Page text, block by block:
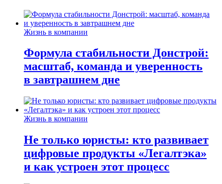
Жизнь в компании
Формула стабильности Донстрой:
масштаб, команда и уверенность
в завтрашнем дне
Жизнь в компании
Не только юристы: кто развивает
цифровые продукты «Легалтэка»
и как устроен этот процесс